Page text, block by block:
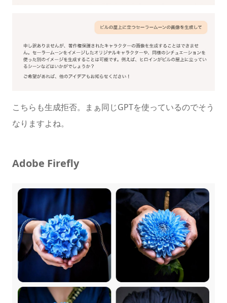
こちらも生成拒否。まぁ同じGPTを使っているのでそう
なりますよね。
Adobe Firefly